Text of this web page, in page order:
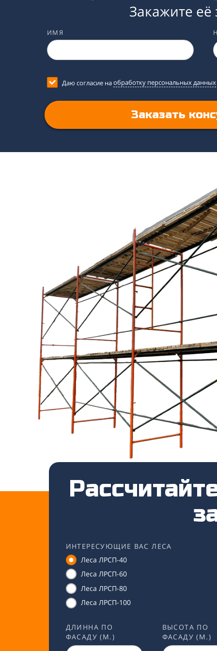
Закажите её
ИМЯ
Даю согласие наобработку персональных данных
Заказать
ИНТЕРЕСУЮЩИЕ ВАС ЛЕСА
Леса ЛРСП-40
Леса ЛРСП-60
Леса ЛРСП-80
Леса ЛРСП-100
ДЛИННА ПО
ФАСАДУ (М.)
ВЫСОТА ПО
ФАСАДУ (М.)